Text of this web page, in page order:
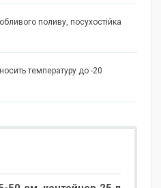
поливу, посухостійка
температуру до -20